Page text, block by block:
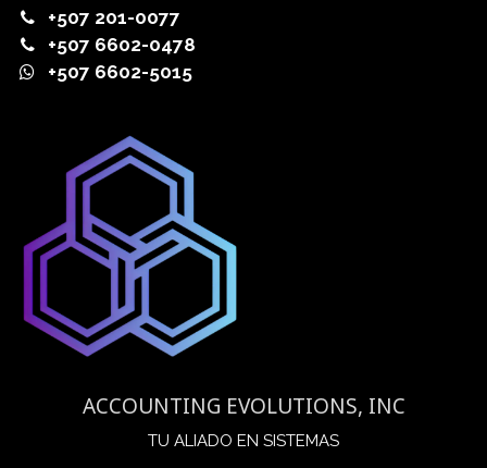
+507 201-0077
+507 6602-0478
+507 6602-5015
ACCOUNTING EVOLUTIONS, INC
​TU ALIADO EN SISTEMAS